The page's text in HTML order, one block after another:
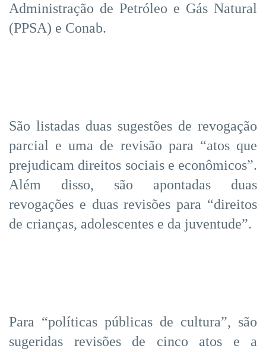
Administração de Petróleo e Gás Natural
(PPSA) e Conab.
São listadas duas sugestões de revogação
parcial e uma de revisão para “atos que
prejudicam direitos sociais e econômicos”.
Além disso, são apontadas duas
revogações e duas revisões para “direitos
de crianças, adolescentes e da juventude”.
Para “políticas públicas de cultura”, são
sugeridas revisões de cinco atos e a